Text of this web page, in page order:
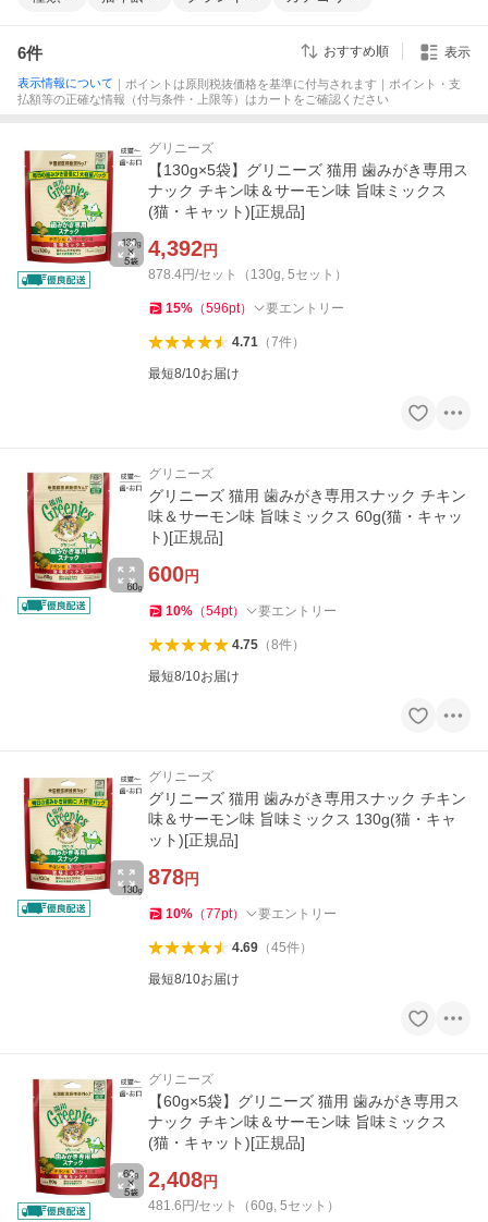
6件 おすすめ順 表示
表示情報について ｜ポイントは原則税抜価格を基準に付与されます｜ポイント・支
払額等の正確な情報（付与条件・上限等）はカートをご確認ください
グリニーズ
【130g×5袋】グリニーズ 猫用 歯みがき専用ス
ナック チキン味＆サーモン味 旨味ミックス
(猫・キャット)[正規品]
4,392円
878.4円/セット（130g, 5セット）
15% （596pt） 要エントリー
4.71（7件）
最短8/10お届け
グリニーズ
グリニーズ 猫用 歯みがき専用スナック チキン
味＆サーモン味 旨味ミックス 60g(猫・キャッ
ト)[正規品]
600円
10% （54pt） 要エントリー
4.75（8件）
最短8/10お届け
グリニーズ
グリニーズ 猫用 歯みがき専用スナック チキン
味＆サーモン味 旨味ミックス 130g(猫・キャ
ット)[正規品]
878円
10% （77pt） 要エントリー
4.69（45件）
最短8/10お届け
グリニーズ
【60g×5袋】グリニーズ 猫用 歯みがき専用ス
ナック チキン味＆サーモン味 旨味ミックス
(猫・キャット)[正規品]
2,408円
481.6円/セット（60g, 5セット）